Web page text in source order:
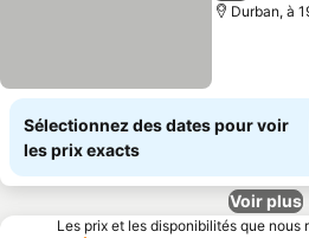
Durban, à
Sélectionnez des dates pour voir
les prix exacts
Voir plus
Les prix et les disponibilités que nous